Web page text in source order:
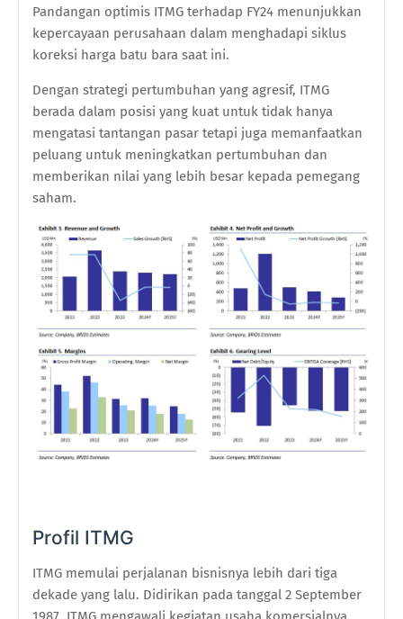
Pandangan optimis ITMG terhadap FY24 menunjukkan
kepercayaan perusahaan dalam menghadapi siklus
koreksi harga batu bara saat ini.
Dengan strategi pertumbuhan yang agresif, ITMG
berada dalam posisi yang kuat untuk tidak hanya
mengatasi tantangan pasar tetapi juga memanfaatkan
peluang untuk meningkatkan pertumbuhan dan
memberikan nilai yang lebih besar kepada pemegang
saham.
Profil ITMG
ITMG memulai perjalanan bisnisnya lebih dari tiga
dekade yang lalu. Didirikan pada tanggal 2 September